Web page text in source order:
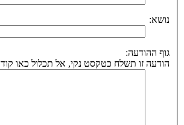
נושא:
גוף ההודעה:
הודעה זו תשלח כטקסט נקי, אל תכלול כאו קוד HTML או BBCode. הכתובת לחזרה תיקבע על פי כתובת הדואר אלקטרוני שלך.